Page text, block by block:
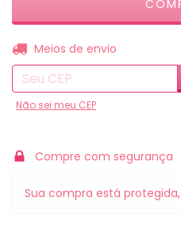
Entregas para o CEP:
Meios de envio
Não sei meu CEP
Compre com segurança
Sua compra está protegida,